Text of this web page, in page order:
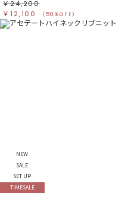
￥24,200
￥12,100
（50%OFF）
NEW
SALE
SET UP
TIMESALE